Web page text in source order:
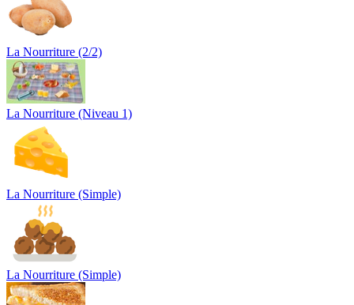
La Nourriture (2/2)
La Nourriture (Niveau 1)
La Nourriture (Simple)
La Nourriture (Simple)